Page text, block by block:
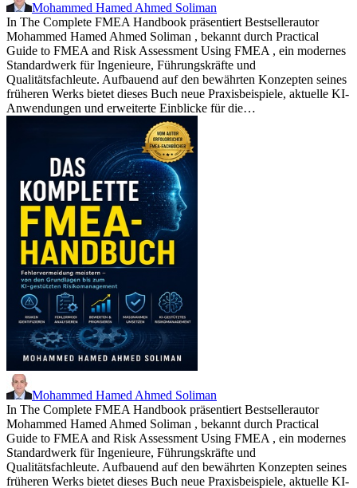
Mohammed Hamed Ahmed Soliman
In The Complete FMEA Handbook präsentiert Bestsellerautor
Mohammed Hamed Ahmed Soliman , bekannt durch Practical
Guide to FMEA and Risk Assessment Using FMEA , ein modernes
Standardwerk für Ingenieure, Führungskräfte und
Qualitätsfachleute. Aufbauend auf den bewährten Konzepten seines
früheren Werks bietet dieses Buch neue Praxisbeispiele, aktuelle KI-
Anwendungen und erweiterte Einblicke für die…
Mohammed Hamed Ahmed Soliman
In The Complete FMEA Handbook präsentiert Bestsellerautor
Mohammed Hamed Ahmed Soliman , bekannt durch Practical
Guide to FMEA and Risk Assessment Using FMEA , ein modernes
Standardwerk für Ingenieure, Führungskräfte und
Qualitätsfachleute. Aufbauend auf den bewährten Konzepten seines
früheren Werks bietet dieses Buch neue Praxisbeispiele, aktuelle KI-